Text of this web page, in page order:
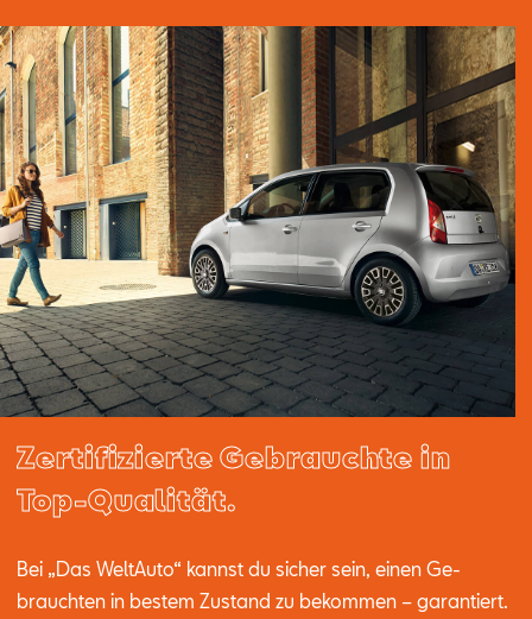
Zertifizierte Gebrauchte in
Top-Qualität.
Bei „Das Welt­Au­to“ kannst du si­cher sein, ei­nen Ge­
brauch­ten in bes­tem Zu­stand zu be­kom­men – ga­ran­tiert.